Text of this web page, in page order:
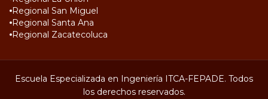
Regional San Miguel
Regional Santa Ana
Regional Zacatecoluca
Escuela Especializada en Ingeniería ITCA-FEPADE. Todos
los derechos reservados.